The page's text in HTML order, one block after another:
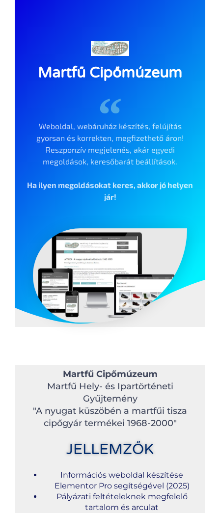
Martfű Cipőmúzeum
Weboldal, webáruház készítés, felújítás
gyorsan és korrekten, megfizethető áron!
Reszponzív megjelenés, akár egyedi
megoldások, keresőbarát beállítások.
Ha ilyen megoldásokat keres, akkor jó helyen
jár!
Martfű Cipőmúzeum
Martfű Hely- és Ipartörténeti
Gyűjtemény
"A nyugat küszöbén a martfűi tisza
cipőgyár termékei 1968-2000"
JELLEMZŐK
Információs weboldal készítése
Elementor Pro segítségével (2025)
Pályázati feltételeknek megfelelő
tartalom és arculat